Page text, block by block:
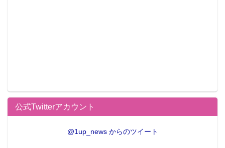
（全1種） A2サイズ
「善子」の私服姿を描きおろした、壁掛け式のアート
公式Twitterアカウント
@1up_news からのツイート